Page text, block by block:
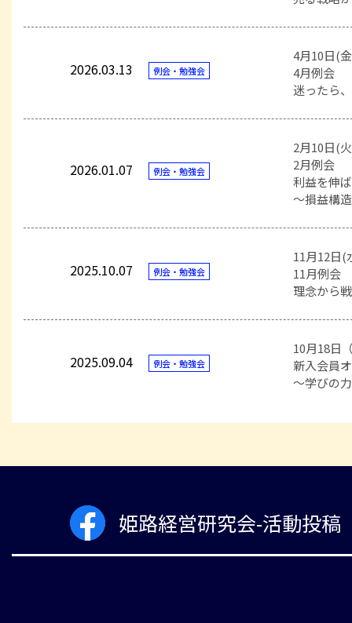
2026.03.13 例会・勉強会
4月10日(
4月例会
迷ったら
2026.01.07 例会・勉強会
2月10日(
2月例会
利益を伸
～損益構
2025.10.07 例会・勉強会
11月12日(
11月例会
理念から
2025.09.04 例会・勉強会
10月18日
新入会員
～学びの
姫路経営研究会-活動投稿